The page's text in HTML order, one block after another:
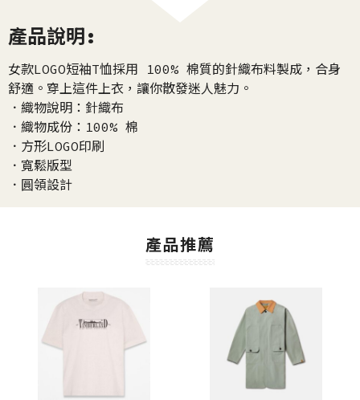
產品說明:
女款LOGO短袖T恤採用 100% 棉質的針織布料製成，合身
舒適。穿上這件上衣，讓你散發迷人魅力。
．織物說明：針織布
．織物成份：100% 棉
．方形LOGO印刷
．寬鬆版型
．圓領設計
產品推薦